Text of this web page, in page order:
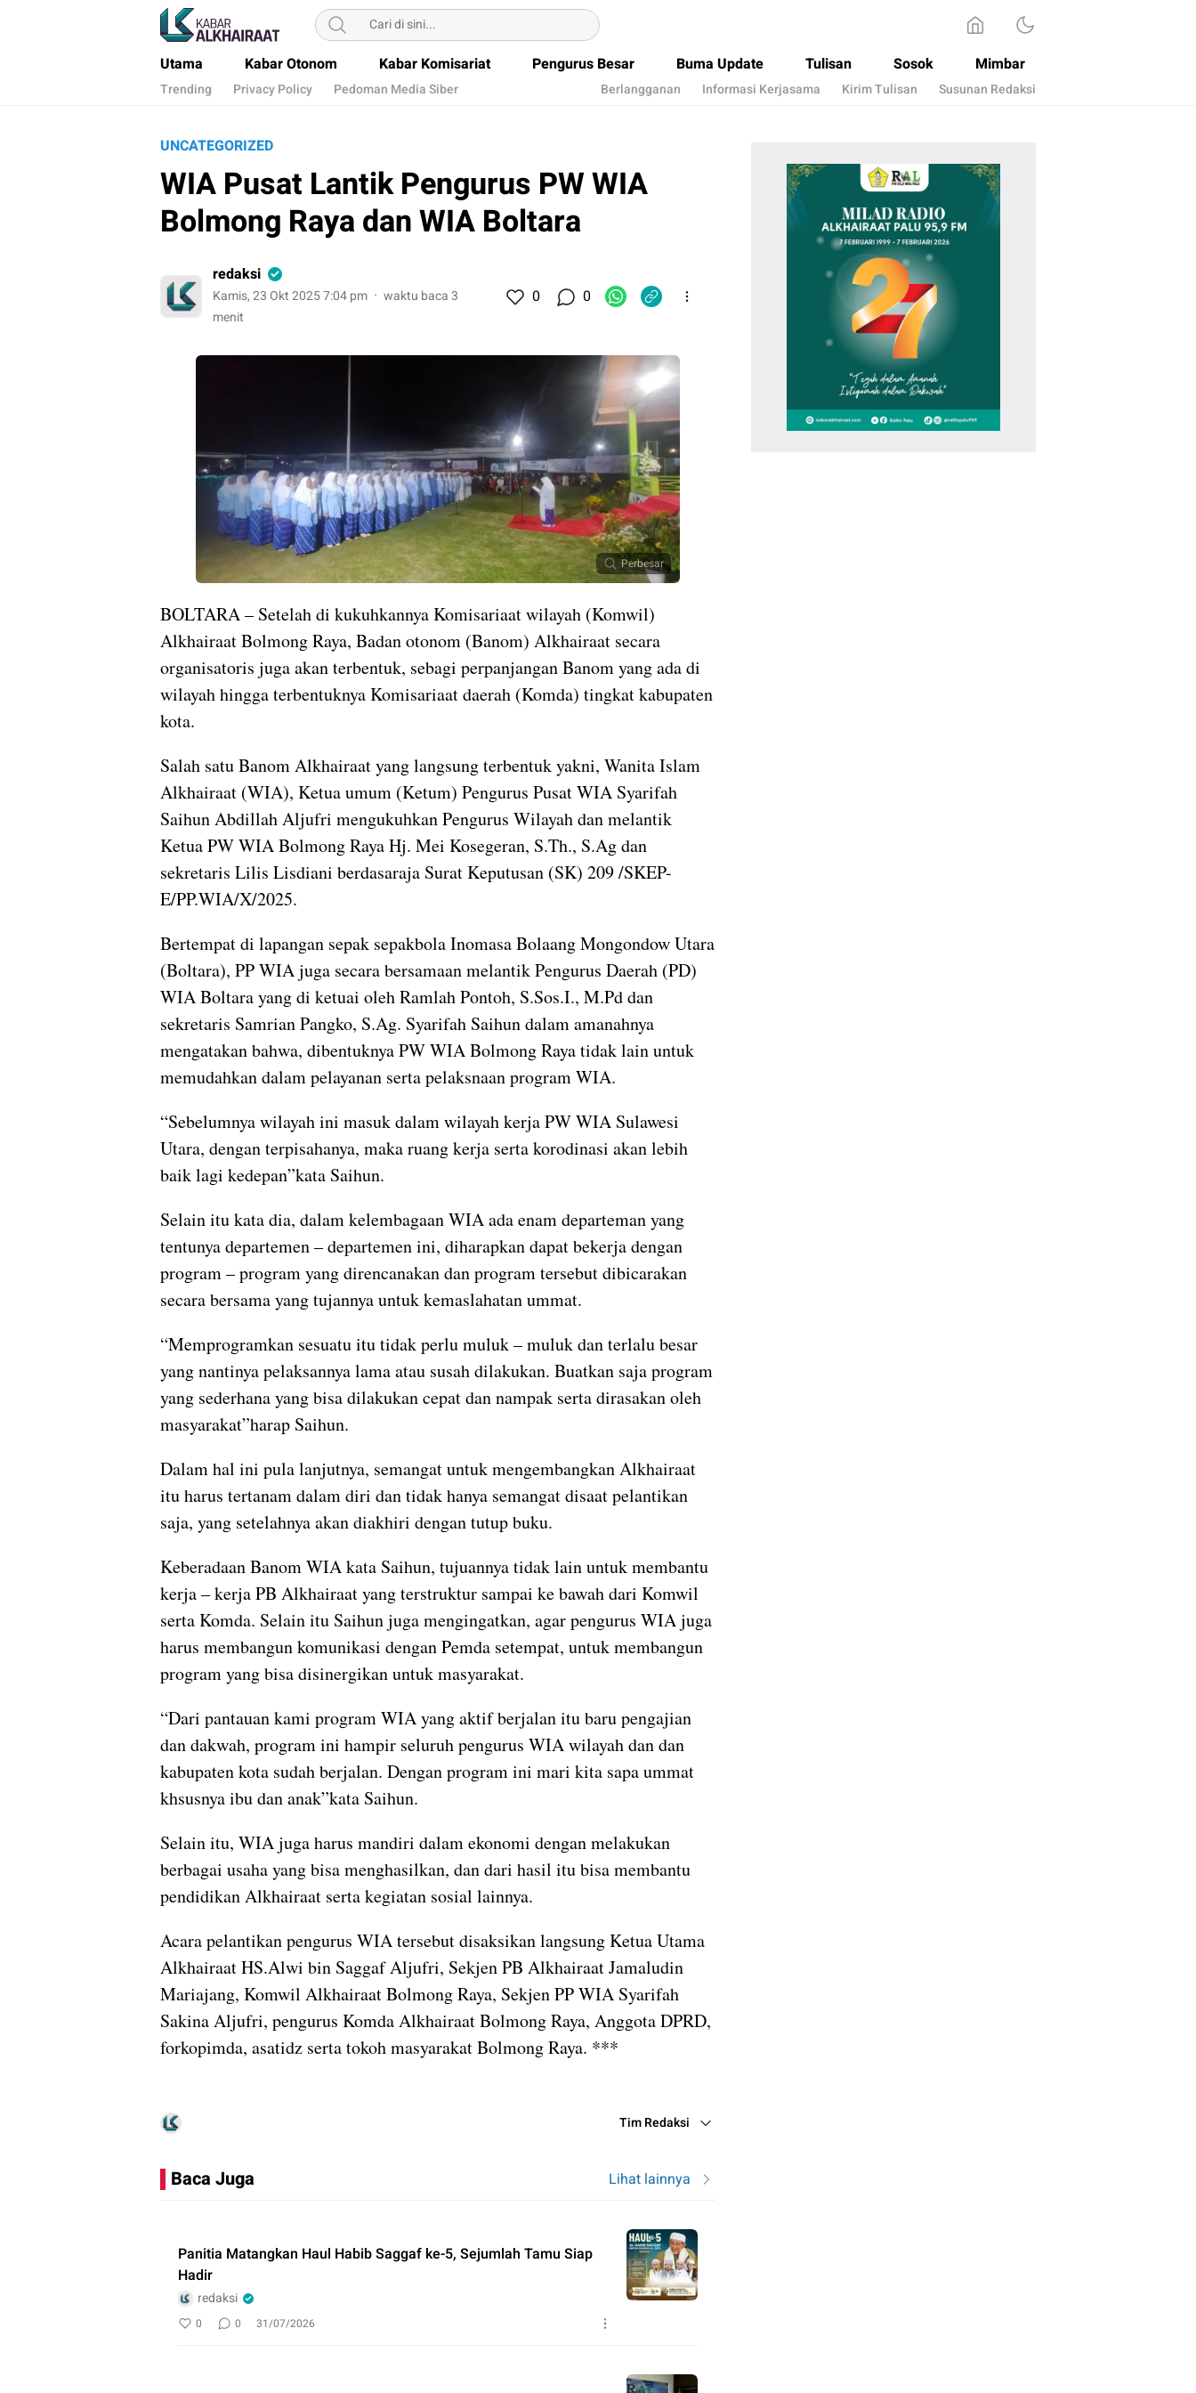
Kabar Alkhairaat
Mengabarkan Kebaikan
Utama Kabar Otonom Kabar Komisariat Pengurus Besar Buma Update Tulisan Sosok Mimbar
Trending Privacy Policy Pedoman Media Siber Berlangganan Informasi Kerjasama Kirim Tulisan Susunan Redaksi
UNCATEGORIZED
WIA Pusat Lantik Pengurus PW WIA
Bolmong Raya dan WIA Boltara
redaksi
Kamis, 23 Okt 2025 7:04 pm
waktu baca 3
menit
0 0
Perbesar
BOLTARA – Setelah di kukuhkannya Komisariaat wilayah (Komwil)
Alkhairaat Bolmong Raya, Badan otonom (Banom) Alkhairaat secara
organisatoris juga akan terbentuk, sebagi perpanjangan Banom yang ada di
wilayah hingga terbentuknya Komisariaat daerah (Komda) tingkat kabupaten
kota.
Salah satu Banom Alkhairaat yang langsung terbentuk yakni, Wanita Islam
Alkhairaat (WIA), Ketua umum (Ketum) Pengurus Pusat WIA Syarifah
Saihun Abdillah Aljufri mengukuhkan Pengurus Wilayah dan melantik
Ketua PW WIA Bolmong Raya Hj. Mei Kosegeran, S.Th., S.Ag dan
sekretaris Lilis Lisdiani berdasaraja Surat Keputusan (SK) 209 /SKEP-
E/PP.WIA/X/2025.
Bertempat di lapangan sepak sepakbola Inomasa Bolaang Mongondow Utara
(Boltara), PP WIA juga secara bersamaan melantik Pengurus Daerah (PD)
WIA Boltara yang di ketuai oleh Ramlah Pontoh, S.Sos.I., M.Pd dan
sekretaris Samrian Pangko, S.Ag. Syarifah Saihun dalam amanahnya
mengatakan bahwa, dibentuknya PW WIA Bolmong Raya tidak lain untuk
memudahkan dalam pelayanan serta pelaksnaan program WIA.
“Sebelumnya wilayah ini masuk dalam wilayah kerja PW WIA Sulawesi
Utara, dengan terpisahanya, maka ruang kerja serta korodinasi akan lebih
baik lagi kedepan”kata Saihun.
Selain itu kata dia, dalam kelembagaan WIA ada enam departeman yang
tentunya departemen – departemen ini, diharapkan dapat bekerja dengan
program – program yang direncanakan dan program tersebut dibicarakan
secara bersama yang tujannya untuk kemaslahatan ummat.
“Memprogramkan sesuatu itu tidak perlu muluk – muluk dan terlalu besar
yang nantinya pelaksannya lama atau susah dilakukan. Buatkan saja program
yang sederhana yang bisa dilakukan cepat dan nampak serta dirasakan oleh
masyarakat”harap Saihun.
Dalam hal ini pula lanjutnya, semangat untuk mengembangkan Alkhairaat
itu harus tertanam dalam diri dan tidak hanya semangat disaat pelantikan
saja, yang setelahnya akan diakhiri dengan tutup buku.
Keberadaan Banom WIA kata Saihun, tujuannya tidak lain untuk membantu
kerja – kerja PB Alkhairaat yang terstruktur sampai ke bawah dari Komwil
serta Komda. Selain itu Saihun juga mengingatkan, agar pengurus WIA juga
harus membangun komunikasi dengan Pemda setempat, untuk membangun
program yang bisa disinergikan untuk masyarakat.
“Dari pantauan kami program WIA yang aktif berjalan itu baru pengajian
dan dakwah, program ini hampir seluruh pengurus WIA wilayah dan dan
kabupaten kota sudah berjalan. Dengan program ini mari kita sapa ummat
khsusnya ibu dan anak”kata Saihun.
Selain itu, WIA juga harus mandiri dalam ekonomi dengan melakukan
berbagai usaha yang bisa menghasilkan, dan dari hasil itu bisa membantu
pendidikan Alkhairaat serta kegiatan sosial lainnya.
Acara pelantikan pengurus WIA tersebut disaksikan langsung Ketua Utama
Alkhairaat HS.Alwi bin Saggaf Aljufri, Sekjen PB Alkhairaat Jamaludin
Mariajang, Komwil Alkhairaat Bolmong Raya, Sekjen PP WIA Syarifah
Sakina Aljufri, pengurus Komda Alkhairaat Bolmong Raya, Anggota DPRD,
forkopimda, asatidz serta tokoh masyarakat Bolmong Raya. ***
Tim Redaksi
Baca Juga Lihat lainnya
Panitia Matangkan Haul Habib Saggaf ke-5, Sejumlah Tamu Siap
Hadir
redaksi
0 0 31/07/2026